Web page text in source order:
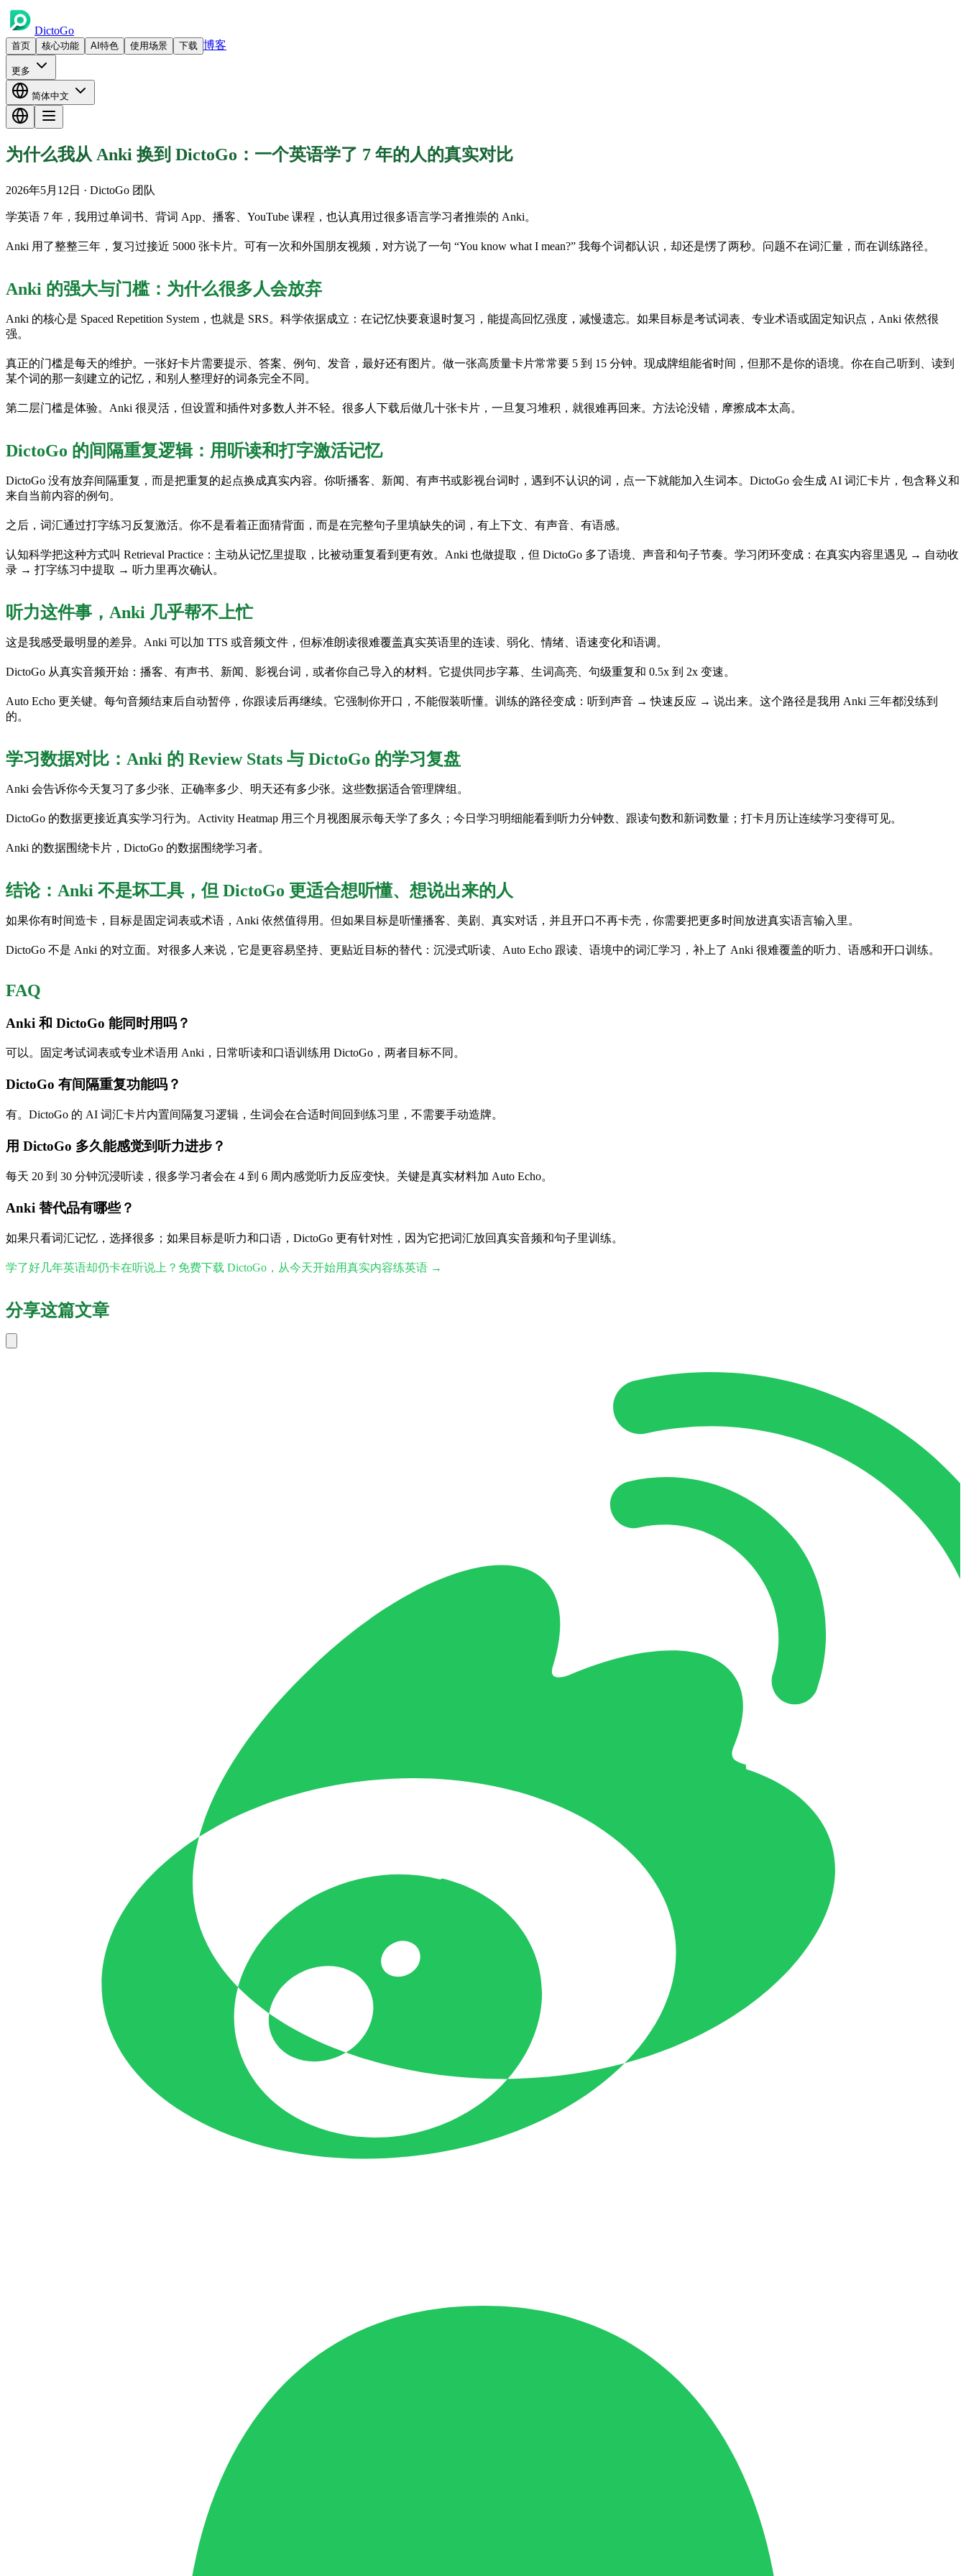
DictoGo
首页 核心功能 AI特色 使用场景 下载 博客
更多
简体中文
为什么我从 Anki 换到 DictoGo：一个英语学了 7 年的人的真实对比
2026年5月12日 · DictoGo 团队
学英语 7 年，我用过单词书、背词 App、播客、YouTube 课程，也认真用过很多语言学习者推崇的 Anki。
Anki 用了整整三年，复习过接近 5000 张卡片。可有一次和外国朋友视频，对方说了一句 “You know what I mean?” 我每个词都认识，却还是愣了两秒。问题不在词汇量，而在训练路径。
Anki 的强大与门槛：为什么很多人会放弃
Anki 的核心是 Spaced Repetition System，也就是 SRS。科学依据成立：在记忆快要衰退时复习，能提高回忆强度，减慢遗忘。如果目标是考试词表、专业术语或固定知识点，Anki 依然很
强。
真正的门槛是每天的维护。一张好卡片需要提示、答案、例句、发音，最好还有图片。做一张高质量卡片常常要 5 到 15 分钟。现成牌组能省时间，但那不是你的语境。你在自己听到、读到
某个词的那一刻建立的记忆，和别人整理好的词条完全不同。
第二层门槛是体验。Anki 很灵活，但设置和插件对多数人并不轻。很多人下载后做几十张卡片，一旦复习堆积，就很难再回来。方法论没错，摩擦成本太高。
DictoGo 的间隔重复逻辑：用听读和打字激活记忆
DictoGo 没有放弃间隔重复，而是把重复的起点换成真实内容。你听播客、新闻、有声书或影视台词时，遇到不认识的词，点一下就能加入生词本。DictoGo 会生成 AI 词汇卡片，包含释义和
来自当前内容的例句。
之后，词汇通过打字练习反复激活。你不是看着正面猜背面，而是在完整句子里填缺失的词，有上下文、有声音、有语感。
认知科学把这种方式叫 Retrieval Practice：主动从记忆里提取，比被动重复看到更有效。Anki 也做提取，但 DictoGo 多了语境、声音和句子节奏。学习闭环变成：在真实内容里遇见 → 自动收
录 → 打字练习中提取 → 听力里再次确认。
听力这件事，Anki 几乎帮不上忙
这是我感受最明显的差异。Anki 可以加 TTS 或音频文件，但标准朗读很难覆盖真实英语里的连读、弱化、情绪、语速变化和语调。
DictoGo 从真实音频开始：播客、有声书、新闻、影视台词，或者你自己导入的材料。它提供同步字幕、生词高亮、句级重复和 0.5x 到 2x 变速。
Auto Echo 更关键。每句音频结束后自动暂停，你跟读后再继续。它强制你开口，不能假装听懂。训练的路径变成：听到声音 → 快速反应 → 说出来。这个路径是我用 Anki 三年都没练到
的。
学习数据对比：Anki 的 Review Stats 与 DictoGo 的学习复盘
Anki 会告诉你今天复习了多少张、正确率多少、明天还有多少张。这些数据适合管理牌组。
DictoGo 的数据更接近真实学习行为。Activity Heatmap 用三个月视图展示每天学了多久；今日学习明细能看到听力分钟数、跟读句数和新词数量；打卡月历让连续学习变得可见。
Anki 的数据围绕卡片，DictoGo 的数据围绕学习者。
结论：Anki 不是坏工具，但 DictoGo 更适合想听懂、想说出来的人
如果你有时间造卡，目标是固定词表或术语，Anki 依然值得用。但如果目标是听懂播客、美剧、真实对话，并且开口不再卡壳，你需要把更多时间放进真实语言输入里。
DictoGo 不是 Anki 的对立面。对很多人来说，它是更容易坚持、更贴近目标的替代：沉浸式听读、Auto Echo 跟读、语境中的词汇学习，补上了 Anki 很难覆盖的听力、语感和开口训练。
FAQ
Anki 和 DictoGo 能同时用吗？
可以。固定考试词表或专业术语用 Anki，日常听读和口语训练用 DictoGo，两者目标不同。
DictoGo 有间隔重复功能吗？
有。DictoGo 的 AI 词汇卡片内置间隔复习逻辑，生词会在合适时间回到练习里，不需要手动造牌。
用 DictoGo 多久能感觉到听力进步？
每天 20 到 30 分钟沉浸听读，很多学习者会在 4 到 6 周内感觉听力反应变快。关键是真实材料加 Auto Echo。
Anki 替代品有哪些？
如果只看词汇记忆，选择很多；如果目标是听力和口语，DictoGo 更有针对性，因为它把词汇放回真实音频和句子里训练。
学了好几年英语却仍卡在听说上？免费下载 DictoGo，从今天开始用真实内容练英语 →
分享这篇文章